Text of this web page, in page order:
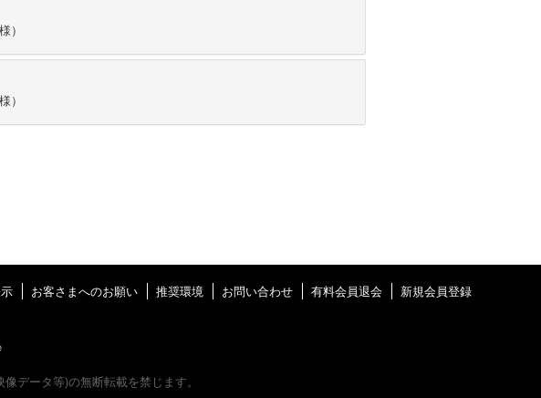
）
）
お客さまへのお願い 推奨環境 お問い合わせ 有料会員退会 新規会員登録
データ等)の無断転載を禁じます。